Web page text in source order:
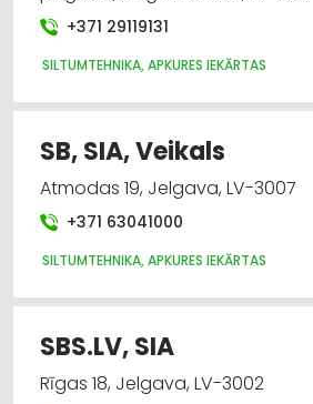
+371 29119131
SILTUMTEHNIKA, APKURES IEKĀRTAS
SB, SIA, Veikals
Atmodas 19, Jelgava, LV-3007
+371 63041000
SILTUMTEHNIKA, APKURES IEKĀRTAS
SBS.LV, SIA
Rīgas 18, Jelgava, LV-3002